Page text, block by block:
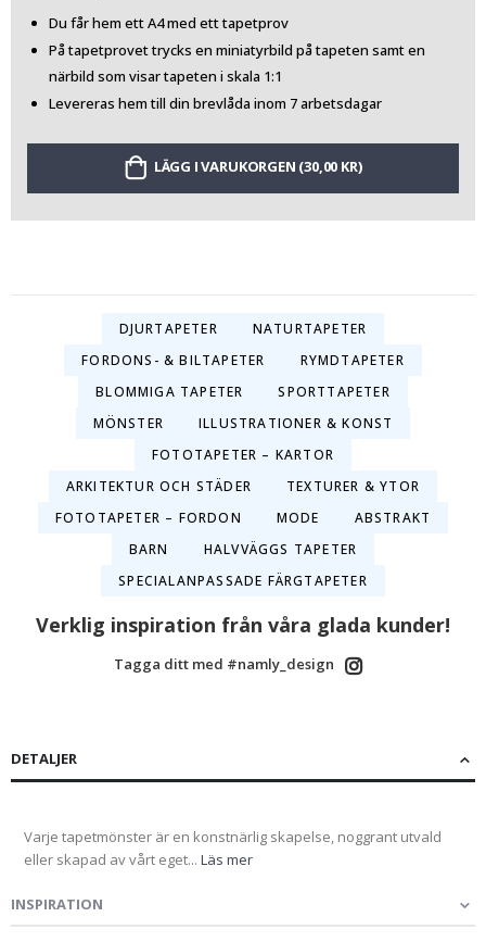
Du får hem ett A4 med ett tapetprov
På tapetprovet trycks en miniatyrbild på tapeten samt en
närbild som visar tapeten i skala 1:1
Levereras hem till din brevlåda inom 7 arbetsdagar
LÄGG I VARUKORGEN (30,00 KR)
DJURTAPETER
NATURTAPETER
FORDONS- & BILTAPETER
RYMDTAPETER
BLOMMIGA TAPETER
SPORTTAPETER
MÖNSTER
ILLUSTRATIONER & KONST
FOTOTAPETER – KARTOR
ARKITEKTUR OCH STÄDER
TEXTURER & YTOR
FOTOTAPETER – FORDON
MODE
ABSTRAKT
BARN
HALVVÄGGS TAPETER
SPECIALANPASSADE FÄRGTAPETER
Verklig inspiration från våra glada kunder!
Tagga ditt med #namly_design
DETALJER
Varje tapetmönster är en konstnärlig skapelse, noggrant utvald
eller skapad av vårt eget... Läs mer
INSPIRATION